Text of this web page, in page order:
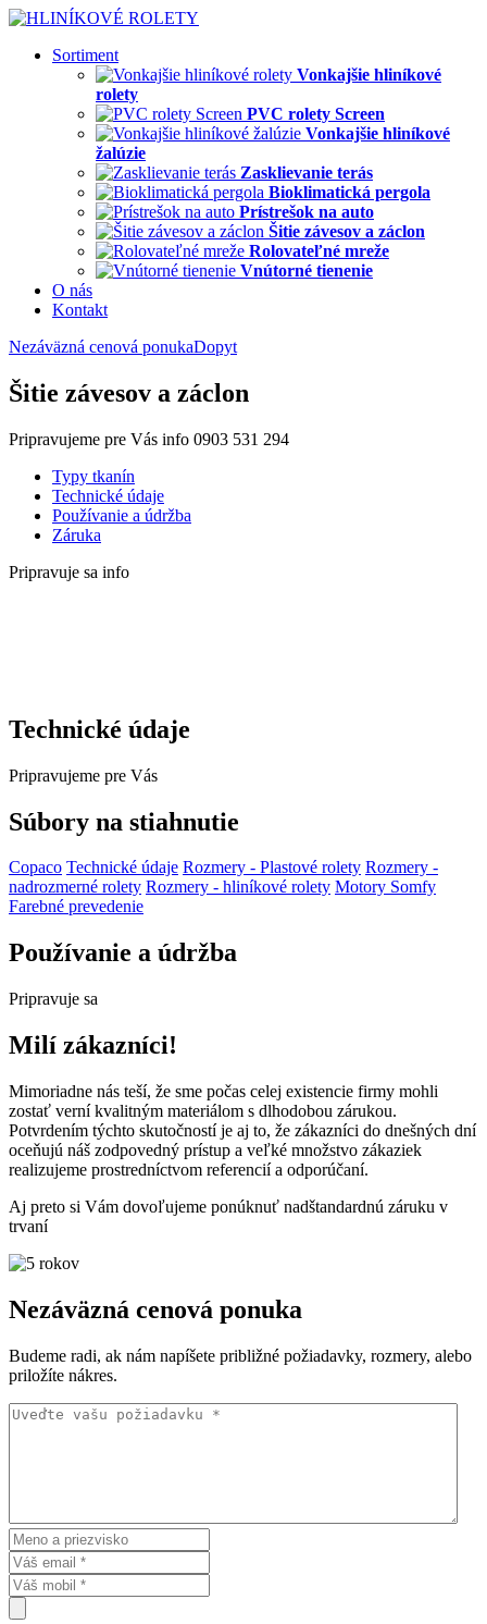
Sortiment
Vonkajšie hliníkové
rolety
PVC rolety Screen
Vonkajšie hliníkové
žalúzie
Zasklievanie terás
Bioklimatická pergola
Prístrešok na auto
Šitie závesov a záclon
Rolovateľné mreže
Vnútorné tienenie
O nás
Kontakt
Nezáväzná cenová ponukaDopyt
Šitie závesov a záclon
Pripravujeme pre Vás info 0903 531 294
Typy tkanín
Technické údaje
Používanie a údržba
Záruka
Pripravuje sa info
Technické údaje
Pripravujeme pre Vás
Súbory na stiahnutie
Copaco Technické údaje Rozmery - Plastové rolety Rozmery -
nadrozmerné rolety Rozmery - hliníkové rolety Motory Somfy
Farebné prevedenie
Používanie a údržba
Pripravuje sa
Milí zákazníci!
Mimoriadne nás teší, že sme počas celej existencie firmy mohli
zostať verní kvalitným materiálom s dlhodobou zárukou.
Potvrdením týchto skutočností je aj to, že zákazníci do dnešných dní
oceňujú náš zodpovedný prístup a veľké množstvo zákaziek
realizujeme prostredníctvom referencií a odporúčaní.
Aj preto si Vám dovoľujeme ponúknuť nadštandardnú záruku v
trvaní
Nezáväzná cenová ponuka
Budeme radi, ak nám napíšete približné požiadavky, rozmery, alebo
priložíte nákres.